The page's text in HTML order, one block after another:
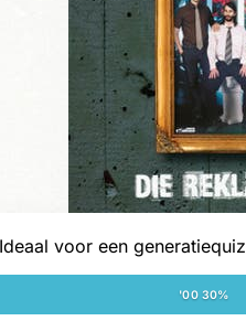
voor een generatiequiz
'00 30%